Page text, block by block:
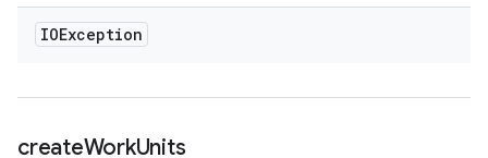
IOException
createWorkUnits